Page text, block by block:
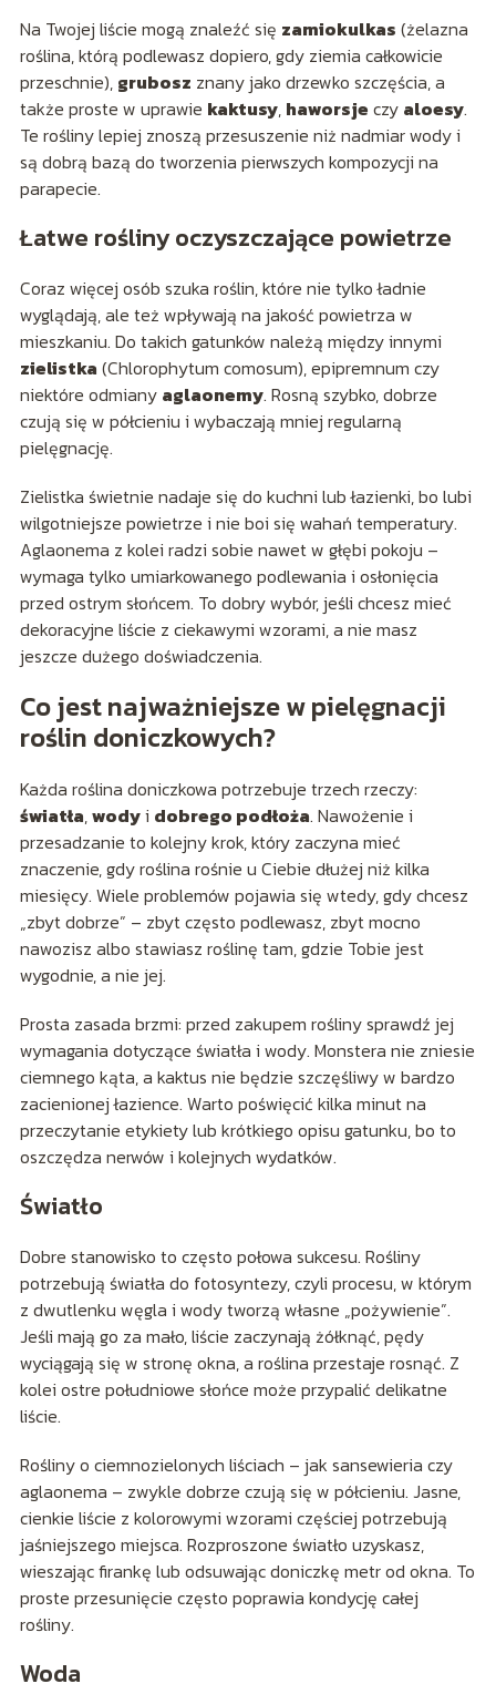
Na Twojej liście mogą znaleźć się zamiokulkas (żelazna
roślina, którą podlewasz dopiero, gdy ziemia całkowicie
przeschnie), grubosz znany jako drzewko szczęścia, a
także proste w uprawie kaktusy, haworsje czy aloesy.
Te rośliny lepiej znoszą przesuszenie niż nadmiar wody i
są dobrą bazą do tworzenia pierwszych kompozycji na
parapecie.
Łatwe rośliny oczyszczające powietrze
Coraz więcej osób szuka roślin, które nie tylko ładnie
wyglądają, ale też wpływają na jakość powietrza w
mieszkaniu. Do takich gatunków należą między innymi
zielistka (Chlorophytum comosum), epipremnum czy
niektóre odmiany aglaonemy. Rosną szybko, dobrze
czują się w półcieniu i wybaczają mniej regularną
pielęgnację.
Zielistka świetnie nadaje się do kuchni lub łazienki, bo lubi
wilgotniejsze powietrze i nie boi się wahań temperatury.
Aglaonema z kolei radzi sobie nawet w głębi pokoju –
wymaga tylko umiarkowanego podlewania i osłonięcia
przed ostrym słońcem. To dobry wybór, jeśli chcesz mieć
dekoracyjne liście z ciekawymi wzorami, a nie masz
jeszcze dużego doświadczenia.
Co jest najważniejsze w pielęgnacji
roślin doniczkowych?
Każda roślina doniczkowa potrzebuje trzech rzeczy:
światła,wodyi dobrego podłoża. Nawożenie i
przesadzanie to kolejny krok, który zaczyna mieć
znaczenie, gdy roślina rośnie u Ciebie dłużej niż kilka
miesięcy. Wiele problemów pojawia się wtedy, gdy chcesz
„zbyt dobrze” – zbyt często podlewasz, zbyt mocno
nawozisz albo stawiasz roślinę tam, gdzie Tobie jest
wygodnie, a nie jej.
Prosta zasada brzmi: przed zakupem rośliny sprawdź jej
wymagania dotyczące światła i wody. Monstera nie zniesie
ciemnego kąta, a kaktus nie będzie szczęśliwy w bardzo
zacienionej łazience. Warto poświęcić kilka minut na
przeczytanie etykiety lub krótkiego opisu gatunku, bo to
oszczędza nerwów i kolejnych wydatków.
Światło
Dobre stanowisko to często połowa sukcesu. Rośliny
potrzebują światła do fotosyntezy, czyli procesu, w którym
z dwutlenku węgla i wody tworzą własne „pożywienie”.
Jeśli mają go za mało, liście zaczynają żółknąć, pędy
wyciągają się w stronę okna, a roślina przestaje rosnąć. Z
kolei ostre południowe słońce może przypalić delikatne
liście.
Rośliny o ciemnozielonych liściach – jak sansewieria czy
aglaonema – zwykle dobrze czują się w półcieniu. Jasne,
cienkie liście z kolorowymi wzorami częściej potrzebują
jaśniejszego miejsca. Rozproszone światło uzyskasz,
wieszając firankę lub odsuwając doniczkę metr od okna. To
proste przesunięcie często poprawia kondycję całej
rośliny.
Woda